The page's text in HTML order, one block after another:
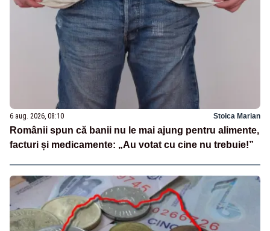
6 aug. 2026, 08:10 Stoica Marian
Românii spun că banii nu le mai ajung pentru alimente,
facturi și medicamente: „Au votat cu cine nu trebuie!”